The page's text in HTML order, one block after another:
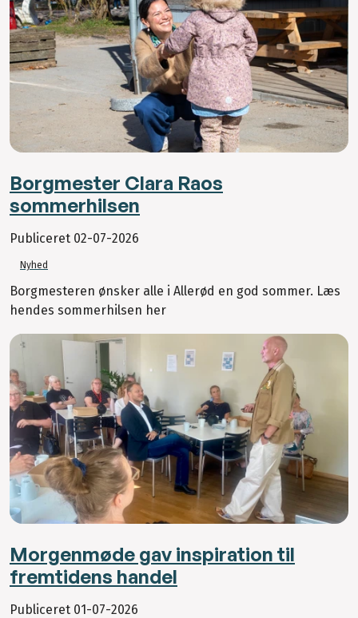
Borgmester Clara Raos
sommerhilsen
Publiceret 02-07-2026
Nyhed
Borgmesteren ønsker alle i Allerød en god sommer. Læs
hendes sommerhilsen her
Morgenmøde gav inspiration til
fremtidens handel
Publiceret 01-07-2026